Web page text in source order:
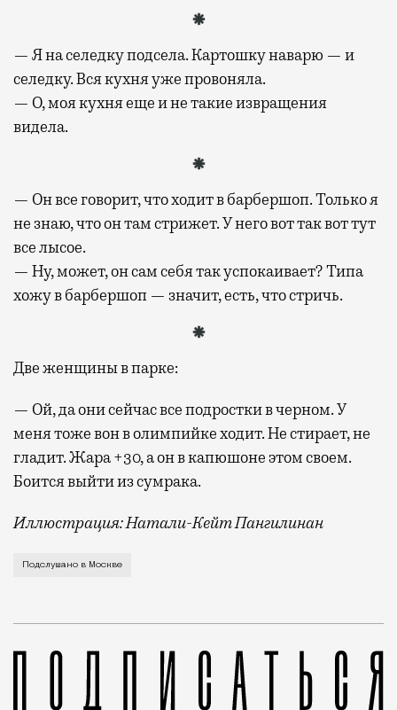
— Я на селедку подсела. Картошку наварю — и
селедку. Вся кухня уже провоняла.
— О, моя кухня еще и не такие извращения
видела.
— Он все говорит, что ходит в барбершоп. Только я
не знаю, что он там стрижет. У него вот так вот тут
все лысое.
— Ну, может, он сам себя так успокаивает? Типа
хожу в барбершоп — значит, есть, что стричь.
Две женщины в парке:
— Ой, да они сейчас все подростки в черном. У
меня тоже вон в олимпийке ходит. Не стирает, не
гладит. Жара +30, а он в капюшоне этом своем.
Боится выйти из сумрака.
Иллюстрация: Натали-Кейт Пангилинан
Две бабушки в автобусе: — А тоже едут сюда,
Подслушано в Москве